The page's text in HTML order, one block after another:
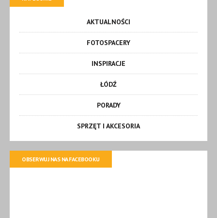
AKTUALNOŚCI
FOTOSPACERY
INSPIRACJE
ŁÓDŹ
PORADY
SPRZĘT I AKCESORIA
OBSERWUJ NAS NA FACEBOOKU